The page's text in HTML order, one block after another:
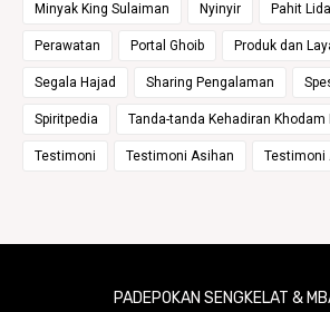
Minyak King Sulaiman Nyinyir Pahit
Perawatan Portal Ghoib Produk dan
Segala Hajad Sharing Pengalaman
Spiritpedia Tanda-tanda Kehadiran Khodam
Testimoni Testimoni Asihan Testimoni
PADEPOKAN SENGKELAT &